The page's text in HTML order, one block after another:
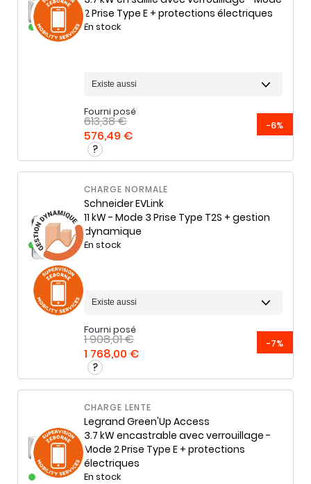
2 Prise Type E + protections électriques
En stock
Fourni posé
613,38 €
576,49 €
-6%
CHARGE NORMALE
SchneiderEVLink
11 kW - Mode 3 Prise Type T2S + gestion
dynamique
En stock
Fourni posé
1 908,01 €
1 768,00 €
-7%
CHARGE LENTE
Legrand Green'Up Access
3.7 kW encastrable avec verrouillage -
Mode 2 Prise Type E + protections
électriques
En stock